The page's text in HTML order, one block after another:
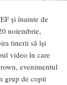
și înainte de
noiembrie,
tinerii să își
video în care
evenimentul
grup de copii